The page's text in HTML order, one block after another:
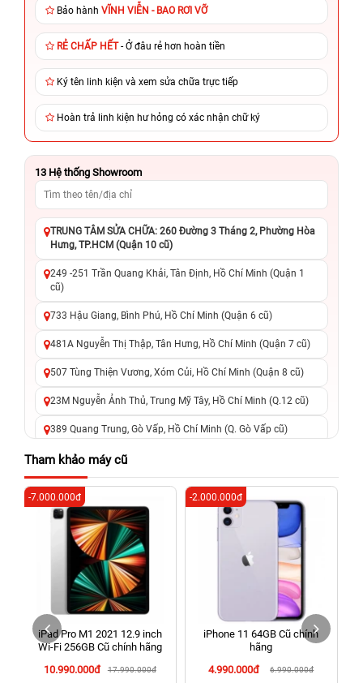
Bảo hành VĨNH VIỄN - BAO RƠI VỠ
RẺ CHẤP HẾT- Ở đâu rẻ hơn hoàn tiền
Ký tên linh kiện và xem sửa chữa trực tiếp
Hoàn trả linh kiện hư hỏng có xác nhận chữ ký
13 Hệ thống Showroom
TRUNG TÂM SỬA CHỮA: 260 Đường 3 Tháng 2, Phường Hòa
Hưng, TP.HCM (Quận 10 cũ)
249 -251 Trần Quang Khải, Tân Định, Hồ Chí Minh (Quận 1
cũ)
733 Hậu Giang, Bình Phú, Hồ Chí Minh (Quận 6 cũ)
481A Nguyễn Thị Thập, Tân Hưng, Hồ Chí Minh (Quận 7 cũ)
507 Tùng Thiện Vương, Xóm Củi, Hồ Chí Minh (Quận 8 cũ)
23M Nguyễn Ảnh Thủ, Trung Mỹ Tây, Hồ Chí Minh (Q.12 cũ)
389 Quang Trung, Gò Vấp, Hồ Chí Minh (Q. Gò Vấp cũ)
625 - 625A Âu Cơ, Tân Phú, Hồ Chí Minh (Quận Tân Phú cũ)
326 Lê Văn Việt, Tăng Nhơn Phú, Hồ Chí Minh (Q.9 TP. Thủ
Đức cũ)
256 Võ Văn Ngân, Thủ Đức, Hồ Chí Minh (Bình Thọ, TP. Thủ
Đức Cũ)
70 Nguyễn An Ninh, Dĩ An, Hồ Chí Minh (Bình Dương Cũ)
24h Vũng Tàu: 162A Ba Cu, Vũng Tàu, Hồ Chí Minh (TP. Vũng
Tàu cũ)
198 Hoàng Văn Thụ, Tân Sơn Nhất, Hồ Chí Minh (Tân Bình
cũ)
Tham khảo máy cũ
iPad Pro M1 2021 12.9 inch
Wi‑Fi 256GB Cũ chính hãng
10.990.000đ
17.990.000đ
-7.000.000đ
iPhone 11 64GB Cũ chính
hãng
4.990.000đ
6.990.000đ
-2.000.000đ